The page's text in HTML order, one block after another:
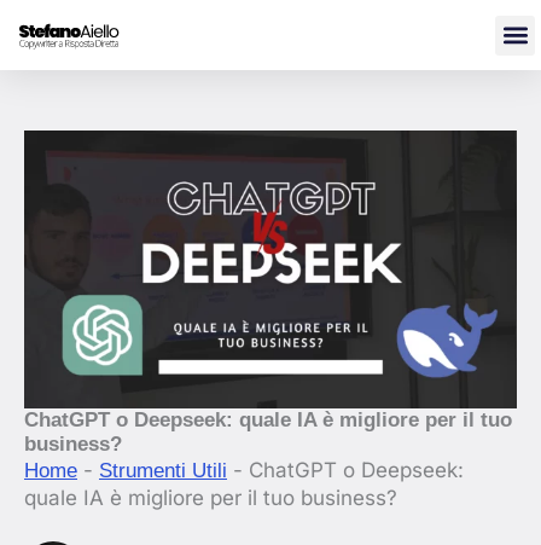
contenuto
ChatGPT o Deepseek: quale IA è migliore per il tuo
business?
Home - Strumenti Utili - ChatGPT o Deepseek:
quale IA è migliore per il tuo business?